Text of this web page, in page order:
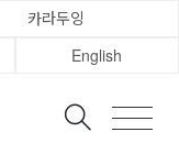
카라두잉
English